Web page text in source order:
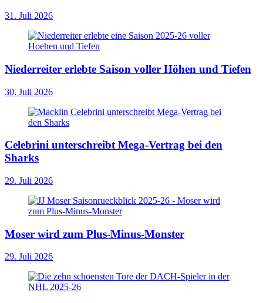
31. Juli 2026
Niederreiter erlebte Saison voller Höhen und Tiefen
30. Juli 2026
Celebrini unterschreibt Mega-Vertrag bei den
Sharks
29. Juli 2026
Moser wird zum Plus-Minus-Monster
29. Juli 2026